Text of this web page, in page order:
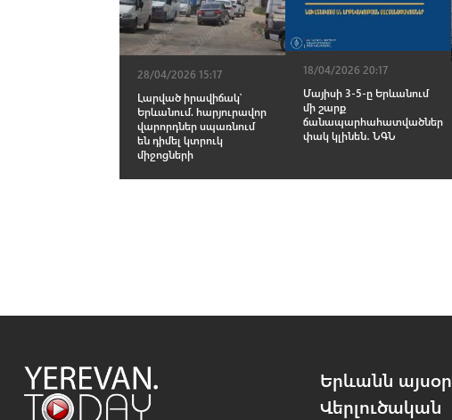
28/04/2026 15:17
Լարված իրավիճակ՝
Երևանում. հարյուրավոր
վարորդներ սպառնում
են դիմել կտրուկ
միջոցների
18/04/2026 20:17
Մայիսի 3-5-ը Երևանում
մի շարք
ճանապարհահատվածներ
փակ կլինեն․ ՆԳՆ
Երևանն այսօր
Վերլուծական